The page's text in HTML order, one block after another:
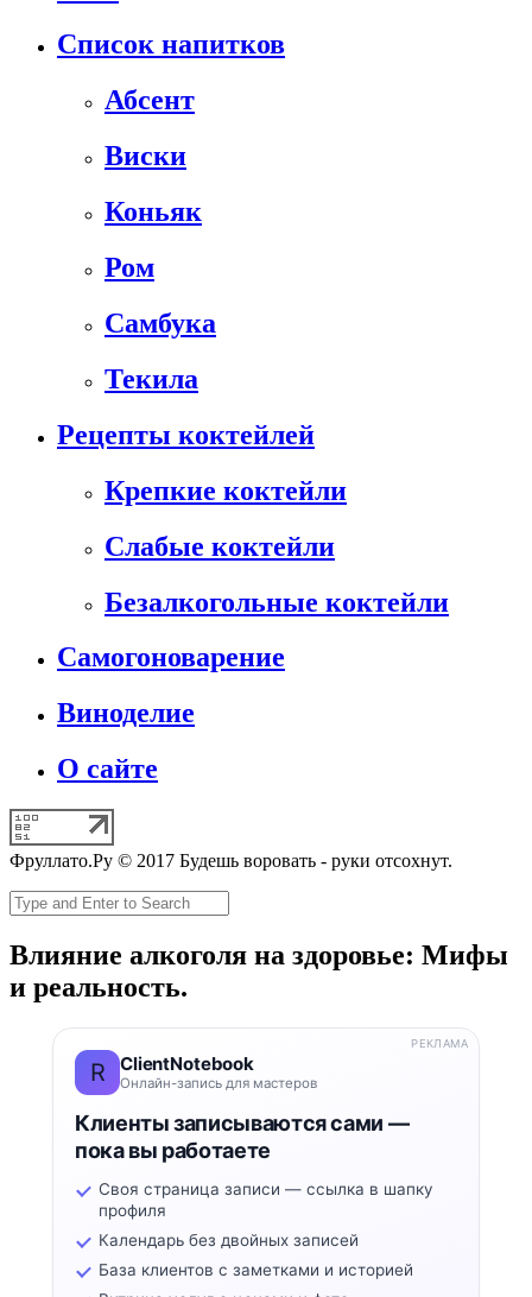
Список напитков
Абсент
Виски
Коньяк
Ром
Самбука
Текила
Рецепты коктейлей
Крепкие коктейли
Слабые коктейли
Безалкогольные коктейли
Самогоноварение
Виноделие
О сайте
Фруллато.Ру © 2017 Будешь воровать - руки отсохнут.
Влияние алкоголя на здоровье: Мифы
и реальность.
R ClientNotebook
Онлайн-запись для мастеров
Клиенты записываются сами —
пока вы работаете
Своя страница записи — ссылка в шапку
профиля
Календарь без двойных записей
База клиентов с заметками и историей
РЕКЛАМА